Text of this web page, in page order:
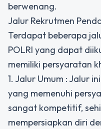
berwenang.
Jalur Rekrutmen
Terdapat beberapa
POLRI yang dapat
memiliki persyaratan
1. Jalur Umum : Jalur
yang memenuhi
sangat kompetitif,
mempersiapkan diri